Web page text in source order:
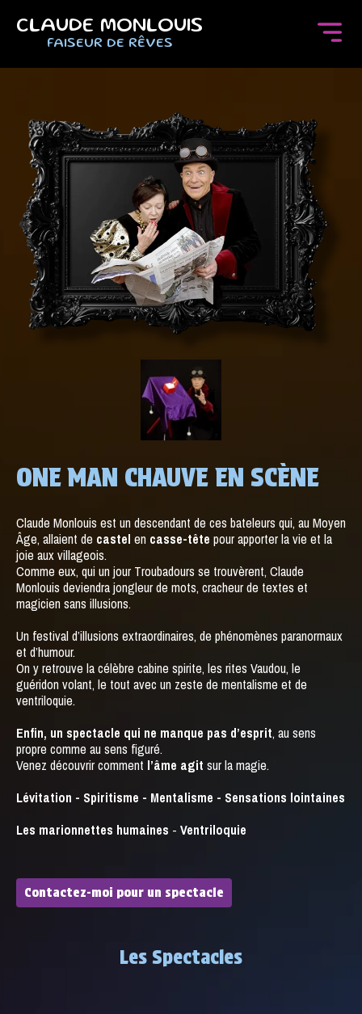
CLAUDE MONLOUIS
FAISEUR DE RÊVES
ONE MAN CHAUVE EN SCÈNE
Claude Monlouis est un descendant de ces bateleurs qui, au Moyen
Âge, allaient de castel en casse-tête pour apporter la vie et la
joie aux villageois.
Comme eux, qui un jour Troubadours se trouvèrent, Claude
Monlouis deviendra jongleur de mots, cracheur de textes et
magicien sans illusions.
Un festival d’illusions extraordinaires, de phénomènes paranormaux
et d’humour.
On y retrouve la célèbre cabine spirite, les rites Vaudou, le
guéridon volant, le tout avec un zeste de mentalisme et de
ventriloquie.
Enfin, un spectacle qui ne manque pas d’esprit, au sens
propre comme au sens figuré.
Venez découvrir comment l’âme agit sur la magie.
Lévitation - Spiritisme - Mentalisme - Sensations lointaines
Les marionnettes humaines - Ventriloquie
Contactez-moi pour un spectacle
Les Spectacles